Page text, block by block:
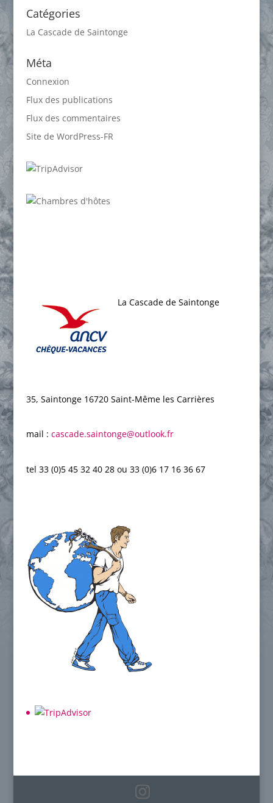
Catégories
La Cascade de Saintonge
Méta
Connexion
Flux des publications
Flux des commentaires
Site de WordPress-FR
La Cascade de Saintonge
35, Saintonge 16720 Saint-Même les Carrières
mail : cascade.saintonge@outlook.fr,
tel 33 (0)5 45 32 40 28 ou 33 (0)6 17 16 36 67